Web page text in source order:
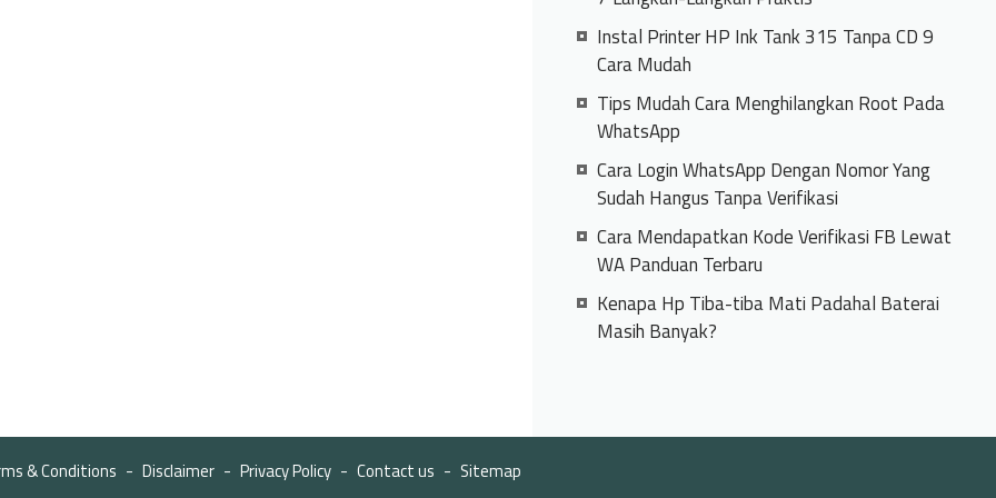
Instal Printer HP Ink Tank 315 Tanpa CD 9
Cara Mudah
Tips Mudah Cara Menghilangkan Root Pada
WhatsApp
Cara Login WhatsApp Dengan Nomor Yang
Sudah Hangus Tanpa Verifikasi
Cara Mendapatkan Kode Verifikasi FB Lewat
WA Panduan Terbaru
Kenapa Hp Tiba-tiba Mati Padahal Baterai
Masih Banyak?
& Conditions Disclaimer Privacy Policy Contact us Sitemap